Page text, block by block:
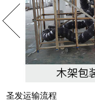
圣发运输流程